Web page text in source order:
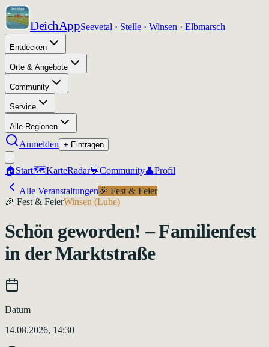
DeichAppSeevetal · Stelle · Winsen · Elbmarsch
Entdecken
Orte & Angebote
Community
Service
Alle Regionen
Anmelden + Eintragen
🏠Start🗺️KarteRadar💬Community👤Profil
Alle Veranstaltungen🎉 Fest & Feier
🎉 Fest & FeierWinsen (Luhe)
Schön geworden! – Familienfest
in der Marktstraße
Datum
14.08.2026, 14:30